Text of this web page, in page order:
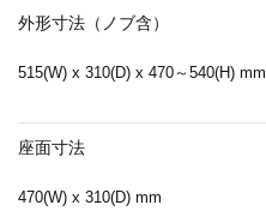
外形寸法（ノブ含）
515(W) x 310(D) x 470～540(H) mm
座面寸法
470(W) x 310(D) mm